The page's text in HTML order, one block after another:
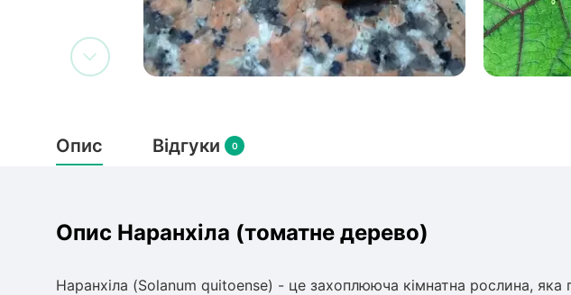
Опис Відгуки 0
Опис Наранхіла (томатне дерево)
Наранхіла (Solanum quitoense) - це захоплююча кімнатна рослина, яка